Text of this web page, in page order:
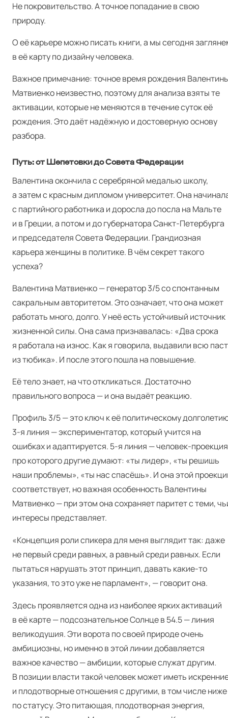
Не покровительство. А точное попадание в свою
природу.
О её карьере можно писать книги, а мы сегодня
в её карту по дизайну человека.
Важное примечание: точное время рождения
Матвиенко неизвестно, поэтому для анализа взяты те
активации, которые не меняются в течение суток её
рождения. Это даёт надёжную и достоверную основу
разбора.
Путь: от Шепетовки до Совета Федерации
Валентина окончила с серебряной медалью школу,
а затем с красным дипломом университет. Она
с партийного работника и доросла до посла на Мальте
и в Греции, а потом и до губернатора Санкт-Петербурга
и председателя Совета Федерации. Грандиозная
карьера женщины в политике. В чём секрет такого
успеха?
Валентина Матвиенко — генератор 3/5 со спонтанным
сакральным авторитетом. Это означает, что она может
работать много, долго. У неё есть устойчивый источник
жизненной силы. Она сама признавалась: «Два срока
я работала на износ. Как я говорила, выдавили всю
из тюбика». И после этого пошла на повышение.
Её тело знает, на что откликаться. Достаточно
правильного вопроса — и она выдаёт реакцию.
Профиль 3/5 — это ключ к её политическому
3‑я линия — экспериментатор, который учится на
ошибках и адаптируется. 5‑я линия — человек-
про которого другие думают: «ты лидер», «ты решишь
наши проблемы», «ты нас спасёшь». И она этой
соответствует, но важная особенность Валентины
Матвиенко — при этом она сохраняет паритет с теми,
интересы представляет.
«Концепция роли спикера для меня выглядит так: даже
не первый среди равных, а равный среди равных. Если
пытаться нарушать этот принцип, давать какие-то
указания, то это уже не парламент», — говорит она.
Здесь проявляется одна из наиболее ярких активаций
в её карте — подсознательное Солнце в 54.5 — линия
великодушия. Эти ворота по своей природе очень
амбициозны, но именно в этой линии добавляется
важное качество — амбиции, которые служат другим.
В позиции власти такой человек может иметь
и плодотворные отношения с другими, в том числе ниже
по статусу. Это питающая, плодотворная энергия,